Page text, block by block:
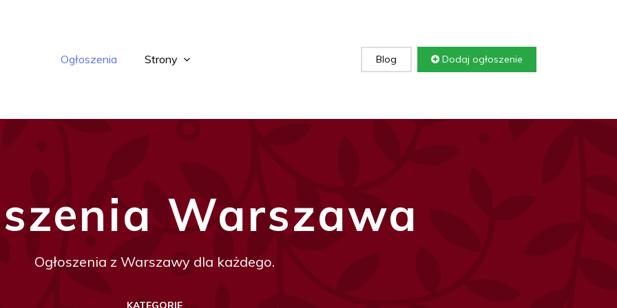
Ogłoszenia Strony Blog Dodaj ogłoszenie
Warszawa
Ogłoszenia z Warszawy dla każdego.